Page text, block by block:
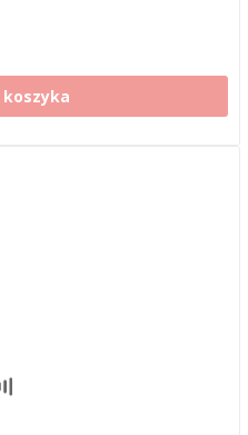
koszyka